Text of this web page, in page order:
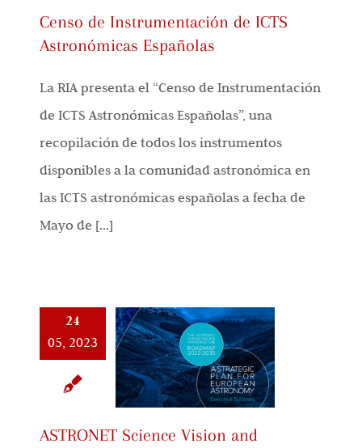
Censo de Instrumentación de ICTS
Astronómicas Españolas
La RIA presenta el “Censo de Instrumentación
de ICTS Astronómicas Españolas”, una
recopilación de todos los instrumentos
disponibles a la comunidad astronómica en
las ICTS astronómicas españolas a fecha de
Mayo de [...]
24
05, 2023
ASTRONET Science Vision and